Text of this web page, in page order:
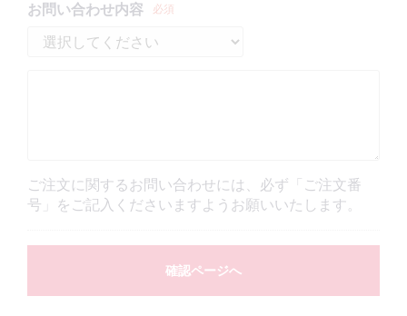
お問い合わせ内容 必須
ご注文に関するお問い合わせには、必ず「ご注文番
号」をご記入くださいますようお願いいたします。
確認ページへ